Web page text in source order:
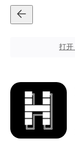
打开